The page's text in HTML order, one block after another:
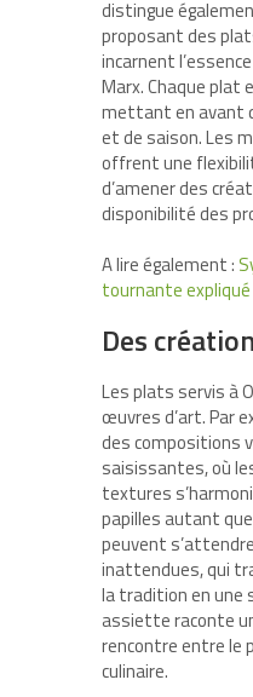
distingue
proposant des
incarnent
Marx. Chaque plat
mettant en avant
et de saison. Les
offrent une
d’amener des
disponibilité des
A lire également :
tournante expliqué
Des
Les plats servis à
œuvres d’art. Par
des compositions
saisissantes, où
textures
papilles autant
peuvent
inattendues, qui
la tradition en une
assiette raconte
rencontre entre le
culinaire.